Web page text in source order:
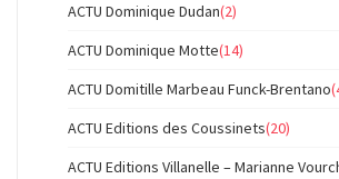
ACTU Dominique Dudan(2)
ACTU Dominique Motte(14)
ACTU Domitille Marbeau Funck-Brentano
ACTU Editions des Coussinets(20)
ACTU Editions Villanelle – Marianne